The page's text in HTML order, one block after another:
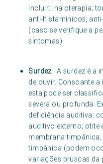
incluir: inaloterapia;
anti-histamínicos,
(caso se verifique a
sintomas).
Surdez: A surdez é a
de ouvir. Consoante
esta pode ser
severa ou profunda.
deficiência auditiva:
auditivo externo; otite
membrana
timpânica (podem
variações bruscas da